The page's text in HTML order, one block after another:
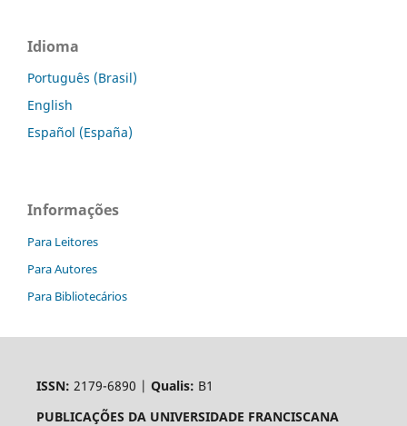
Idioma
Português (Brasil)
English
Español (España)
Informações
Para Leitores
Para Autores
Para Bibliotecários
ISSN: 2179-6890 | Qualis: B1
PUBLICAÇÕES DA UNIVERSIDADE FRANCISCANA